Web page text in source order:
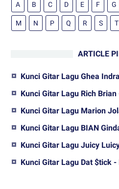
A B C D E F G
M N P Q R S T
ARTICLE
Kunci Gitar Lagu Ghea
Kunci Gitar Lagu Rich
Kunci Gitar Lagu Marion
Kunci Gitar Lagu BIAN
Kunci Gitar Lagu Juicy
Kunci Gitar Lagu Dat $tick -